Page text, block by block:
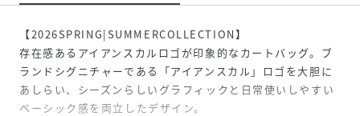
【2026SPRING|SUMMERCOLLECTION】
存在感あるアイアンスカルロゴが印象的なカートバッグ。ブ
ランドシグニチャーである「アイアンスカル」ロゴを大胆に
あしらい、シーズンらしいグラフィックと日常使いしやすい
ベーシック感を両立したデザイン。